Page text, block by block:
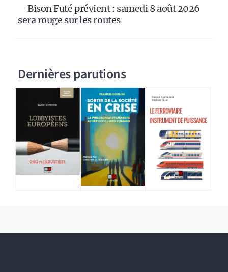
Bison Futé prévient : samedi 8 août 2026
sera rouge sur les routes
Dernières parutions